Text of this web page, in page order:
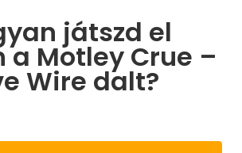
játszd el
Motley Crue –
Wire dalt?